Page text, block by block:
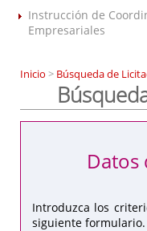
Instrucción de
Empresariales
Inicio > Búsqueda de
Introduzca los
siguiente formulario.
Datos